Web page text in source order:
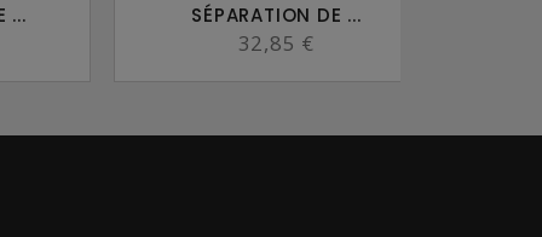
... SÉPARATION DE ...
32,85 €